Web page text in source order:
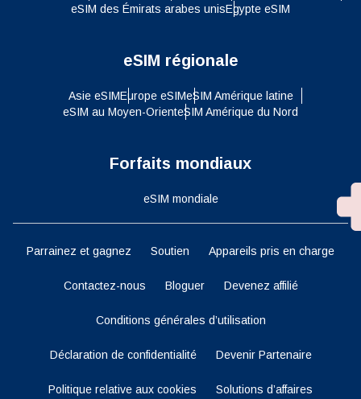
eSIM des Émirats arabes unisEgypte eSIM
eSIM régionale
Asie eSIMEurope eSIMeSIM Amérique latine
eSIM au Moyen-OrienteSIM Amérique du Nord
Forfaits mondiaux
eSIM mondiale
Parrainez et gagnez Soutien Appareils pris en charge
Contactez-nous Bloguer Devenez affilié
Conditions générales d’utilisation
Déclaration de confidentialité Devenir Partenaire
Politique relative aux cookies Solutions d’affaires